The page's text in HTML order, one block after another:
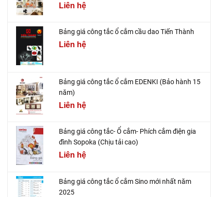
Liên hệ
Bảng giá công tắc ổ cắm cầu dao Tiến Thành
Liên hệ
Bảng giá công tắc ổ cắm EDENKI (Bảo hành 15
năm)
Liên hệ
Bảng giá công tắc- Ổ cắm- Phích cắm điện gia
đình Sopoka (Chịu tải cao)
Liên hệ
Bảng giá công tắc ổ cắm Sino mới nhất năm
2025